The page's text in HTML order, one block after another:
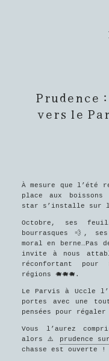
Prudence
vers le
À mesure que l’été
place aux boissons
star s’installe sur
Octobre, ses
bourrasques 💨,
moral en berne…Pas
invite à nous
réconfortant
régions 🐗🐗🐗.
Le Parvis à Uccle
portes avec une
pensées pour régaler
Vous l’aurez
alors ⚠️ prudence
chasse est ouverte !